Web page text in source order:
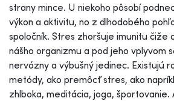
strany mince. U niekoho pôsobí
výkon a aktivitu, no z dlhodobého
spoločník. Stres zhoršuje imunitu čiže
nášho organizmu a pod jeho vplyvom
nervózny a výbušný jedinec. Existujú
metódy, ako premôcť stres, ako
zhlboka, meditácia, joga, športovanie.